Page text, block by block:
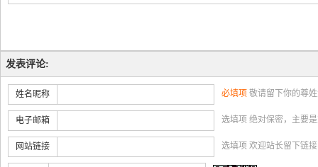
发表评论:
姓名昵称 必填项 敬请留下你的尊
电子邮箱 选填项 绝对保密，主要
网站链接 选填项 欢迎站长留下链